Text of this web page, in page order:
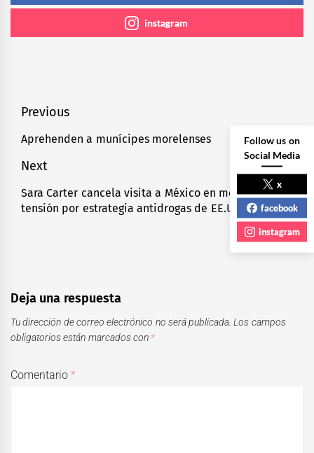
instagram
Navegación
de
entradas
Previous
Previous
Aprehenden a munícipes morelenses
Next
Next
post:
Sara Carter cancela visita a México en medio de
tensión por estrategia antidrogas de EE.UU.
Deja una respuesta
Tu dirección de correo electrónico no será publicada. Los campos
obligatorios están marcados con *
Comentario*
Follow us on
Social Media
x
facebook
instagram